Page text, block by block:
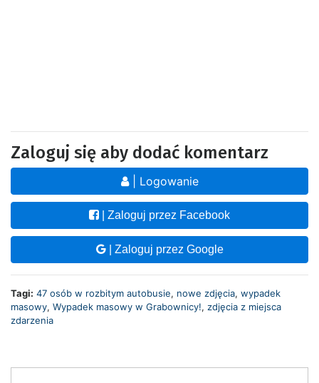
Zaloguj się aby dodać komentarz
| Logowanie
| Zaloguj przez Facebook
| Zaloguj przez Google
Tagi: 47 osób w rozbitym autobusie, nowe zdjęcia, wypadek
masowy, Wypadek masowy w Grabownicy!, zdjęcia z miejsca
zdarzenia